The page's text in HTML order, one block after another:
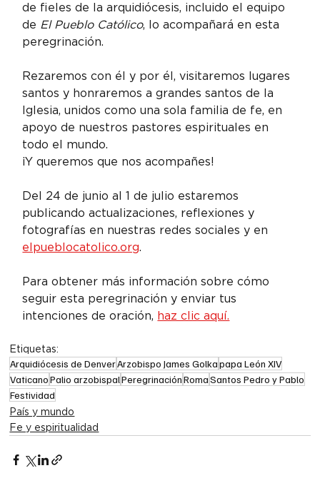
de fieles de la arquidiócesis, incluido el equipo
de El Pueblo Católico, lo acompañará en esta
peregrinación.
Rezaremos con él y por él, visitaremos lugares
santos y honraremos a grandes santos de la
Iglesia, unidos como una sola familia de fe, en
apoyo de nuestros pastores espirituales en
todo el mundo.
¡Y queremos que nos acompañes!
Del 24 de junio al 1 de julio estaremos
publicando actualizaciones, reflexiones y
fotografías en nuestras redes sociales y en
elpueblocatolico.org.
Para obtener más información sobre cómo
seguir esta peregrinación y enviar tus
intenciones de oración, haz clic aquí.
Etiquetas:
Arquidiócesis de DenverArzobispo James Golka papa León XIV
Vaticano Palio arzobispal Peregrinación Roma Santos Pedro y Pablo
Festividad
País y mundo
Fe y espiritualidad